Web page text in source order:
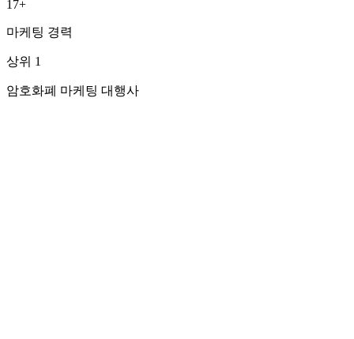
17+
마케팅 경력
상위 1
암호화폐 마케팅 대행사